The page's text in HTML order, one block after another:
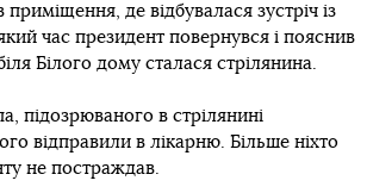
де відбувалася зустріч із
час президент повернувся і пояснив
Білого дому сталася стрілянина.
підозрюваного в стрілянині
відправили в лікарню. Більше ніхто
не постраждав.